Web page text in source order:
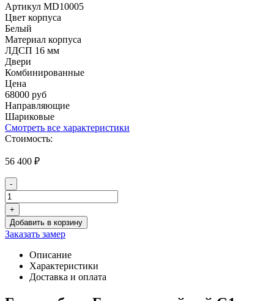
Артикул MD10005
Цвет корпуса
Белый
Материал корпуса
ЛДСП 16 мм
Двери
Комбинированные
Цена
68000 руб
Направляющие
Шариковые
Смотреть все характеристики
Стоимость:
56 400 ₽
-
Количество
товара
Белая
гардеробная
комната
Белоснежный
+
Добавить в корзину
Заказать замер
Описание
Характеристики
Доставка и оплата